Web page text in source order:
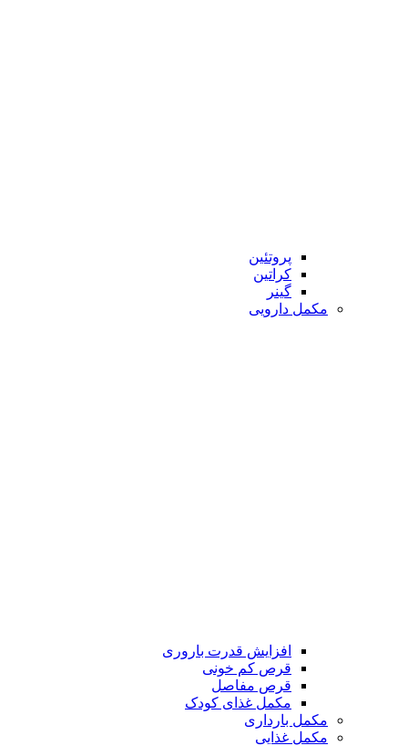
پروتئین
کراتین
گینر
مکمل دارویی
افزایش قدرت باروری
قرص کم خونی
قرص مفاصل
مکمل غذای کودک
مکمل بارداری
مکمل غذایی